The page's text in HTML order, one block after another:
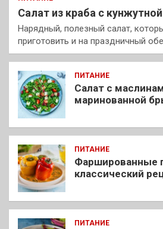
Салат из краба с
Нарядный, полезный салат,
приготовить и на праздничный
ПИТАНИЕ
Салат с
маринованной
ПИТАНИЕ
Фаршированные
классический
ПИТАНИЕ